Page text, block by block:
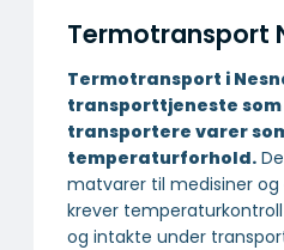
Termotransport
Termotransport i
transport­tjeneste
transportere varer
temperatur­forhold.
matvarer til medisiner
krever
og intakte under